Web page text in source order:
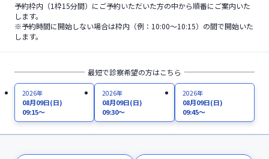
予約枠内（1枠15分間）にご予約いただいた方の中から順番にご案内いた
します。
※予約時間に開始しない場合は枠内（例：10:00〜10:15）の間で開始いた
します。
最短で診察希望の方はこちら
2026年
08月09日(日)
09:15～
2026年
08月09日(日)
09:30～
2026年
08月09日(日)
09:45～
13:45
14:00
14:30
14:45